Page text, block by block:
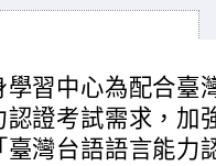
習中心為配合臺
認證考試需求，加
臺灣台語語言能力